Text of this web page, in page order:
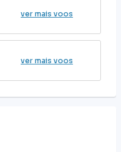
ver mais voos
ver mais voos